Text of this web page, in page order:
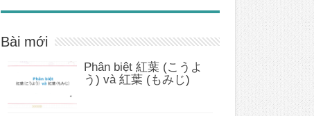
Bài mới
Phân biệt 紅葉 (こうよ
う) và 紅葉 (もみじ)